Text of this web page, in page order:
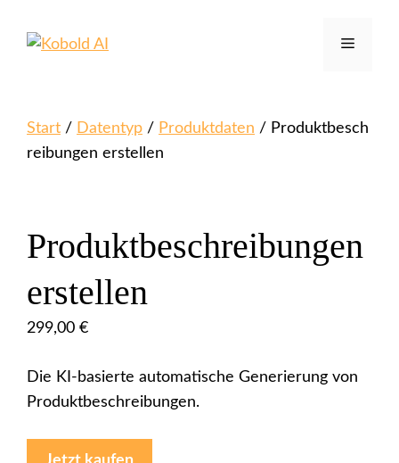
Inhalt
Menü
Start / Datentyp / Produktdaten / Produktbesch
reibungen erstellen
Produktbeschreibungen
erstellen
299,00 €
Die KI-basierte automatische Generierung von
Produktbeschreibungen.